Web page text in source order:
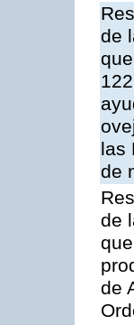
de
las
de
de
de